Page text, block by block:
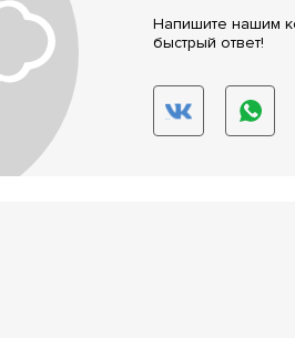
Напишите нашим
быстрый ответ!